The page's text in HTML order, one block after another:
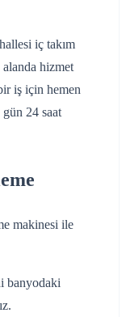
iç takım
hizmet
iş için hemen
gün 24 saat
makinesi ile
banyodaki